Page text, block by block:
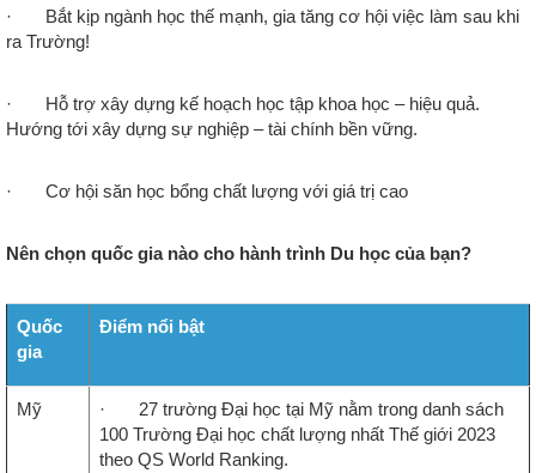
· Bắt kịp ngành học thế mạnh, gia tăng cơ hội việc làm sau khi
ra Trường!
· Hỗ trợ xây dựng kế hoạch học tập khoa học – hiệu quả.
Hướng tới xây dựng sự nghiệp – tài chính bền vững.
· Cơ hội săn học bổng chất lượng với giá trị cao
Nên chọn quốc gia nào cho hành trình Du học của bạn?
Quốc
gia
Điểm nổi bật
Mỹ
· 27 trường Đại học tại Mỹ nằm trong danh sách
100 Trường Đại học chất lượng nhất Thế giới 2023
theo QS World Ranking.